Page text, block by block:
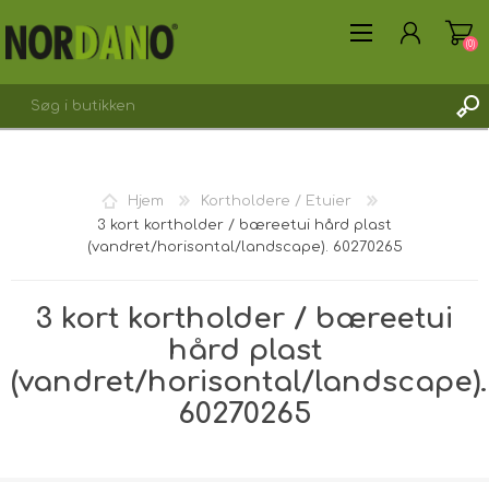
OPRET DIG SOM KUNDE
(0)
Hjem
Kortholdere / Etuier
3 kort kortholder / bæreetui hård plast
(vandret/horisontal/landscape). 60270265
3 kort kortholder / bæreetui
hård plast
(vandret/horisontal/landscape).
60270265